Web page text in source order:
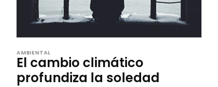
AMBIENTAL
El cambio climático
profundiza la soledad